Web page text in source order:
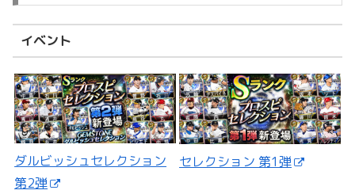
イベント
ダルビッシュセレクション
第2弾
セレクション 第1弾